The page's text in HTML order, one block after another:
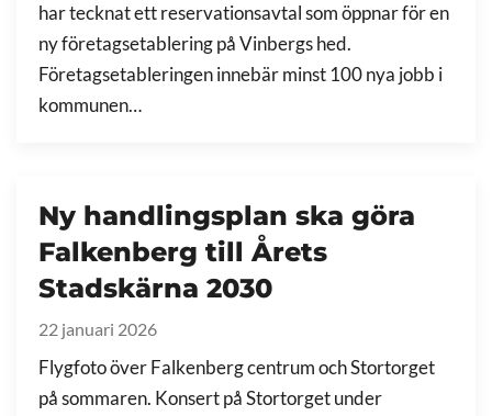
har tecknat ett reservationsavtal som öppnar för en
ny företagsetablering på Vinbergs hed.
Företagsetableringen innebär minst 100 nya jobb i
kommunen…
Ny handlingsplan ska göra
Falkenberg till Årets
Stadskärna 2030
22 januari 2026
Flygfoto över Falkenberg centrum och Stortorget
på sommaren. Konsert på Stortorget under